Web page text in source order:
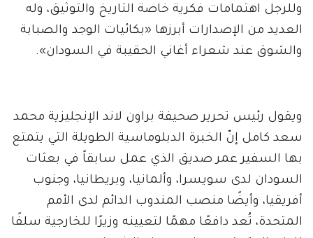
وللرجل اهتمامات فكرية خاصة التاريخ والتوثيق، وله
العديد من الإصدارات أبرزها «بكائيات الوجد والصبابة
والشوق عند شعراء أغاني الحقيبة في السودان».
ويقول رئيس تحرير صحيفة براون لاند الإنجليزية محمد
سعد كامل إنّ الخبرة الدبلوماسية الطويلة التي يتمتع
بها السفير عمر صديق الذي عمل سابقاً في بعثات
السودان لدى سويسرا، وألمانيا، وبريطانيا، وجنوب
أفريقيا، وأيضًا منصب المندوب الدائم لدى الأمم
المتحدة، تُعد دافعًا مهمًا لتعيينه وزيرًا للخارجية سلفًا